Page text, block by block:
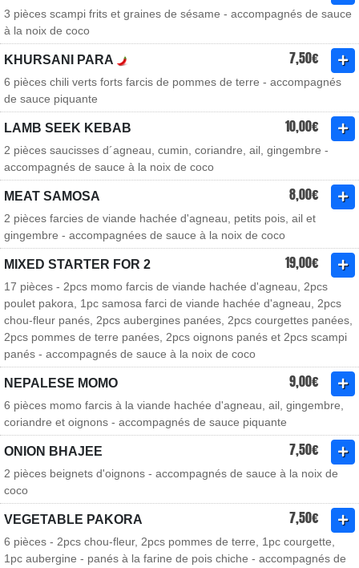
3 pièces scampi frits et graines de sésame - accompagnés de sauce
à la noix de coco
KHURSANI PARA 7,50€
6 pièces chili verts forts farcis de pommes de terre - accompagnés
de sauce piquante
LAMB SEEK KEBAB 10,00€
2 pièces saucisses d´agneau, cumin, coriandre, ail, gingembre -
accompagnés de sauce à la noix de coco
MEAT SAMOSA 8,00€
2 pièces farcies de viande hachée d'agneau, petits pois, ail et
gingembre - accompagnées de sauce à la noix de coco
MIXED STARTER FOR 2 19,00€
17 pièces - 2pcs momo farcis de viande hachée d'agneau, 2pcs
poulet pakora, 1pc samosa farci de viande hachée d'agneau, 2pcs
chou-fleur panés, 2pcs aubergines panées, 2pcs courgettes panées,
2pcs pommes de terre panées, 2pcs oignons panés et 2pcs scampi
panés - accompagnés de sauce à la noix de coco
NEPALESE MOMO 9,00€
6 pièces momo farcis à la viande hachée d'agneau, ail, gingembre,
coriandre et oignons - accompagnés de sauce piquante
ONION BHAJEE 7,50€
2 pièces beignets d'oignons - accompagnés de sauce à la noix de
coco
VEGETABLE PAKORA 7,50€
6 pièces - 2pcs chou-fleur, 2pcs pommes de terre, 1pc courgette,
1pc aubergine - panés à la farine de pois chiche - accompagnés de